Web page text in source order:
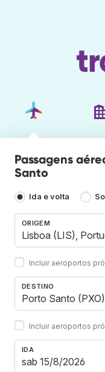
Passagens
Santo
Ida e volta
ORIGEM
Incluir aeroportos
DESTINO
Incluir aeroportos
IDA